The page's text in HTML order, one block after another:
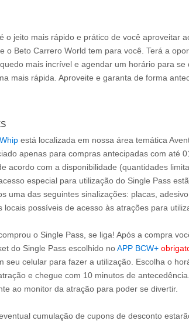
o jeito mais rápido e prático de você aproveitar
o Beto Carrero World tem para você. Terá a
mais incrível e agendar um horário para se
mais rápida. Aproveite e garanta de forma
está localizada em nossa área temática
apenas para compras antecipadas com até
acordo com a disponibilidade (quantidades
especial para utilização do Single Pass
uma das seguintes sinalizações: placas,
locais possíveis de acesso às atrações para
o Single Pass, se liga! Após a compra
do Single Pass escolhido noAPP BCW+
seu celular para fazer a utilização. Escolha o
e chegue com 10 minutos de
ao monitor da atração para poder se divertir.
cumulação de cupons de desconto